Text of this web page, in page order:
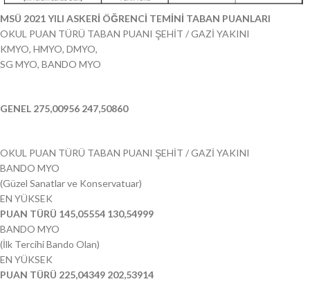
MSÜ 2021 YILI ASKERİ ÖĞRENCİ TEMİNİ TABAN PUANLARI
OKUL PUAN TÜRÜ TABAN PUANI ŞEHİT / GAZİ YAKINI
KMYO, HMYO, DMYO,
SG MYO, BANDO MYO
GENEL 275,00956 247,50860
OKUL PUAN TÜRÜ TABAN PUANI ŞEHİT / GAZİ YAKINI
BANDO MYO
(Güzel Sanatlar ve Konservatuar)
EN YÜKSEK
PUAN TÜRÜ 145,05554 130,54999
BANDO MYO
(İlk Tercihi Bando Olan)
EN YÜKSEK
PUAN TÜRÜ 225,04349 202,53914